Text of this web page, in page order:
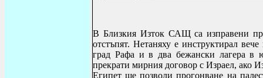
В Близкия Изток САЩ са изправени
отстъпят. Нетаняху е инструктирал
град Рафа и в два бежански лагера в
прекрати мирния договор с Израел, ако
Египет ще позволи прогонване на